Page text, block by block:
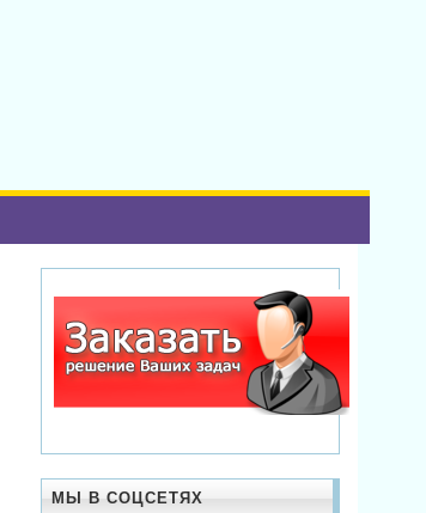
МЫ В СОЦСЕТЯХ